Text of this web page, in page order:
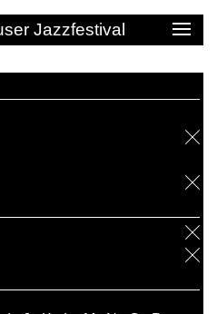
Jazzfestival